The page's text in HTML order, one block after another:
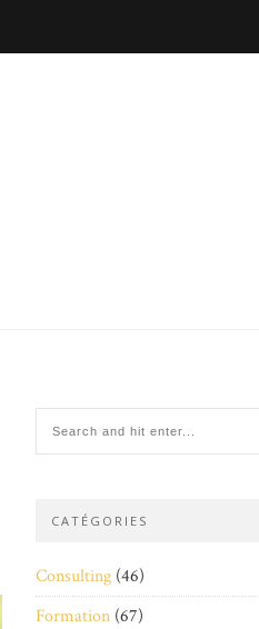
CATÉGORIES
Consulting (46)
Formation (67)